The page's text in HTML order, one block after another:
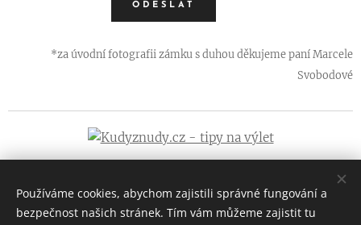
ODESLAT
*za úvodní fotografii zámku s duhou děkujeme paní Marcele
Svobodové
Používáme cookies, abychom zajistili správné fungování a
bezpečnost našich stránek. Tím vám můžeme zajistit tu